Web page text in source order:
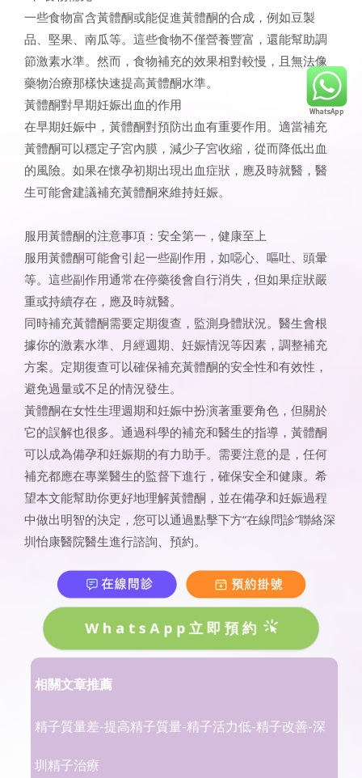
一些食物富含黃體酮或能促進黃體酮的合成，例如豆製
品、堅果、南瓜等。這些食物不僅營養豐富，還能幫助調
節激素水準。然而，食物補充的效果相對較慢，且無法像
藥物治療那樣快速提高黃體酮水準。
黃體酮對早期妊娠出血的作用
在早期妊娠中，黃體酮對預防出血有重要作用。適當補充
黃體酮可以穩定子宮內膜，減少子宮收縮，從而降低出血
的風險。如果在懷孕初期出現出血症狀，應及時就醫，醫
生可能會建議補充黃體酮來維持妊娠。
服用黃體酮的注意事項：安全第一，健康至上
服用黃體酮可能會引起一些副作用，如噁心、嘔吐、頭暈
等。這些副作用通常在停藥後會自行消失，但如果症狀嚴
重或持續存在，應及時就醫。
同時補充黃體酮需要定期復查，監測身體狀況。醫生會根
據你的激素水準、月經週期、妊娠情況等因素，調整補充
方案。定期復查可以確保補充黃體酮的安全性和有效性，
避免過量或不足的情況發生。
黃體酮在女性生理週期和妊娠中扮演著重要角色，但關於
它的誤解也很多。通過科學的補充和醫生的指導，黃體酮
可以成為備孕和妊娠期的有力助手。需要注意的是，任何
補充都應在專業醫生的監督下進行，確保安全和健康。希
望本文能幫助你更好地理解黃體酮，並在備孕和妊娠過程
中做出明智的決定，您可以通過點擊下方“在線問診”聯絡深
圳怡康醫院醫生進行諮詢、預約。
WhatsApp立即預約
相關文章推薦
精子質量差-提高精子質量-精子活力低-精子改善-深
圳精子治療